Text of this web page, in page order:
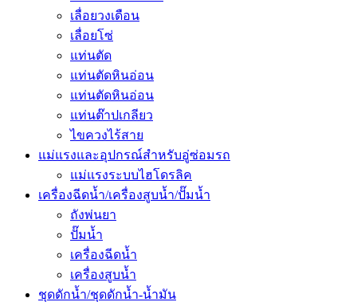
เลื่อยวงเดือน
เลื่อยโซ่
แท่นตัด
แท่นตัดหินอ่อน
แท่นตัดหินอ่อน
แท่นต๊าปเกลียว
ไขควงไร้สาย
แม่แรงและอุปกรณ์สำหรับอู่ซ่อมรถ
แม่แรงระบบไฮโดรลิค
เครื่องฉีดน้ำ/เครื่องสูบน้ำ/ปั๊มน้ำ
ถังพ่นยา
ปั๊มน้ำ
เครื่องฉีดน้ำ
เครื่องสูบน้ำ
ชุดดักน้ำ/ชุดดักน้ำ-น้ำมัน